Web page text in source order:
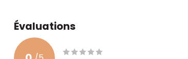
Évaluations